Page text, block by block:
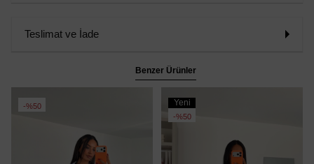
Teslimat ve İade
Benzer Ürünler
%50
Yeni
Ürün
%50